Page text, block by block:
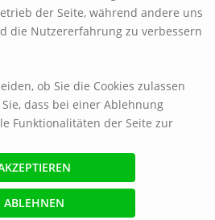
blickpunkt-sh.com
Referenzen
/ Datenschutzerklärung
der Seite, während andere uns
die Nutzererfahrung zu verbessern
ob Sie die Cookies zulassen
dass bei einer Ablehnung
Funktionalitäten der Seite zur